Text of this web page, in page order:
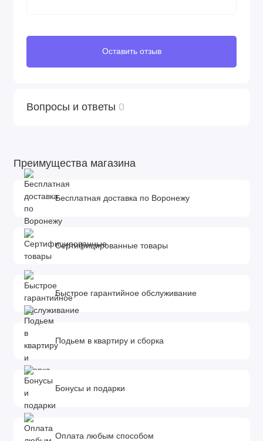
Оставить отзыв
Вопросы и ответы 0
Преимущества магазина
Бесплатная доставка по Воронежу
Сертифицированные товары
Быстрое гарантийное обслуживание
Подьем в квартиру и сборка
Бонусы и подарки
Оплата любым способом